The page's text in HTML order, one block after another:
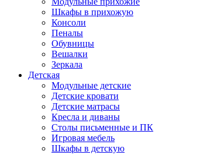
Шкафы в прихожую
Консоли
Пеналы
Обувницы
Вешалки
Зеркала
Детская
Модульные детские
Детские кровати
Детские матрасы
Кресла и диваны
Столы письменные и ПК
Игровая мебель
Шкафы в детскую